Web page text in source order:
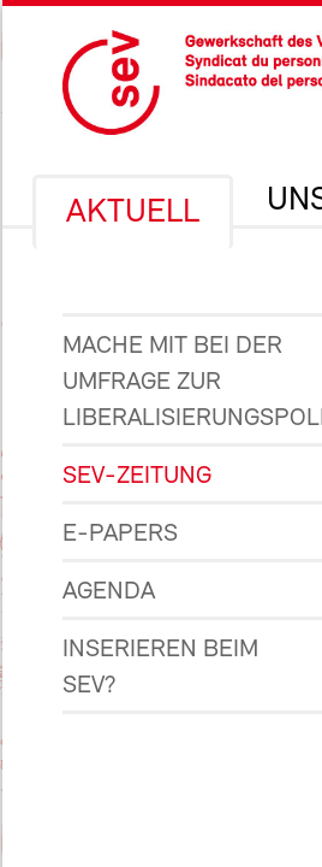
AKTUELL
MACHE MIT BEI DER
UMFRAGE ZUR
SEV-ZEITUNG
E-PAPERS
AGENDA
INSERIEREN BEIM
SEV?